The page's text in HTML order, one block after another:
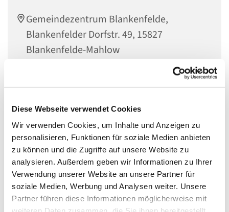
Diese Webseite verwendet Cookies
Wir verwenden Cookies, um Inhalte und Anzeigen zu
personalisieren, Funktionen für soziale Medien anbieten
zu können und die Zugriffe auf unsere Website zu
analysieren. Außerdem geben wir Informationen zu Ihrer
Verwendung unserer Website an unsere Partner für
soziale Medien, Werbung und Analysen weiter. Unsere
Partner führen diese Informationen möglicherweise mit
Gemeindezentrum Blankenfelde,
Blankenfelder Dorfstr. 49, 15827
Blankenfelde-Mahlow
Regenbogenfische,
Ein herzlich Willkommen an alle alten und neuen
Grundschulkinder, die Lust darauf haben zusammen mit
anderen Kindern Gottes Welt zu entdecken! Das könnt ihr
hier bei uns im Evangelischen Gemeindezentrum
Blankenfelde. Es wird gespielt, gebastelt, getrommelt und
gesungen. Wir bereiten Feste vor und nehmen uns Zeit
zum Nachdenken.